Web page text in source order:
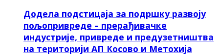
Додела подстицаја за подршку развоју
пољопривреде – прерађивачке
индустрије, привреде и предузетништва
на територији АП Косово и Метохија